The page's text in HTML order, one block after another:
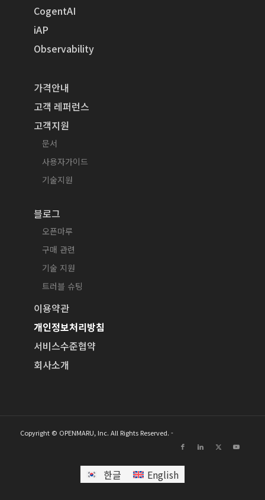
CogentAI
iAP
Observability
가격안내
고객 레퍼런스
고객지원
문서
사용자가이드
기술지원
블로그
오픈마루
구매 관련
기술 지원
트러블 슈팅
이용약관
개인정보처리방침
서비스수준협약
회사소개
Copyright © OPENMARU, Inc. All Rights Reserved. -
한글 English